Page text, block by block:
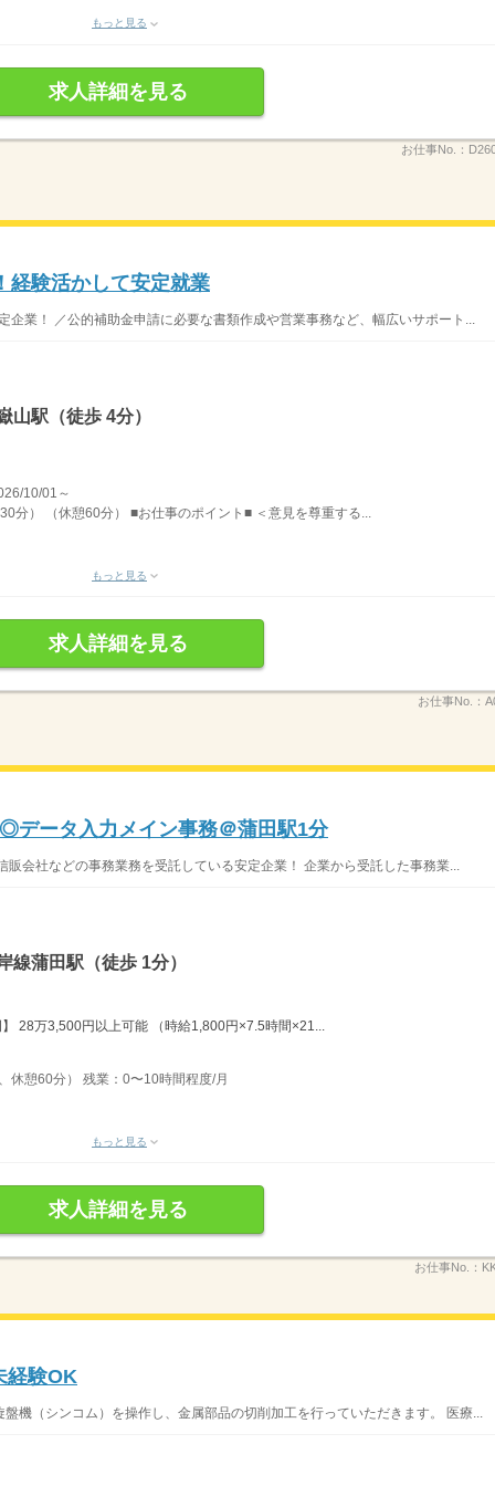
もっと見る
求人詳細を見る
お仕事No.：
経験活かして安定就業
業！ ／公的補助金申請に必要な書類作成や営業事務など、幅広いサポート...
山駅（徒歩 4分）
10/01～
分） （休憩60分） ■お仕事のポイント■ ＜意見を尊重する...
もっと見る
求人詳細を見る
お仕事No.：
データ入力メイン事務＠蒲田駅1分
会社などの事務業務を受託している安定企業！ 企業から受託した事務業...
線蒲田駅（徒歩 1分）
28万3,500円以上可能 （時給1,800円×7.5時間×21...
休憩60分） 残業：0〜10時間程度/月
もっと見る
求人詳細を見る
お仕事No.：
経験OK
機（シンコム）を操作し、金属部品の切削加工を行っていただきます。 医療...